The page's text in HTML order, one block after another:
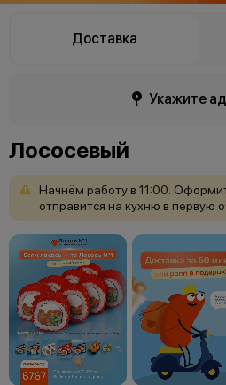
Доставка
Укажите
Лососевый
Начнём работу в 11:00.
отправится на кухню в первую